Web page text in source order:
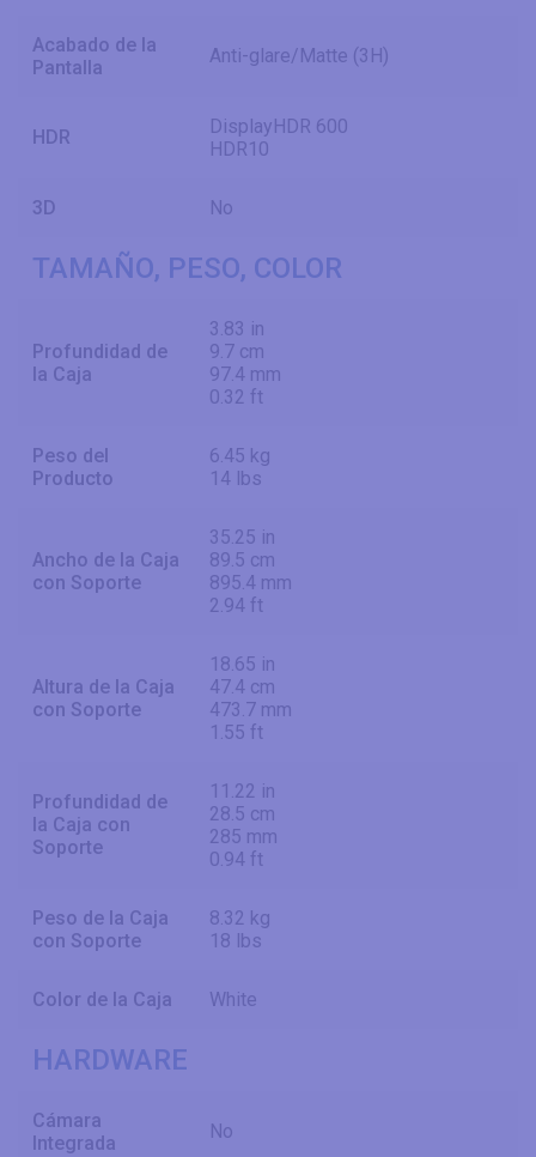
Acabado de la
Pantalla
Anti-glare/Matte (3H)
HDR
DisplayHDR 600
HDR10
3D No
TAMAÑO, PESO, COLOR
Profundidad de
la Caja
3.83 in
9.7 cm
97.4 mm
0.32 ft
Peso del
Producto
6.45 kg
14 lbs
Ancho de la Caja
con Soporte
35.25 in
89.5 cm
895.4 mm
2.94 ft
Altura de la Caja
con Soporte
18.65 in
47.4 cm
473.7 mm
1.55 ft
Profundidad de
la Caja con
Soporte
11.22 in
28.5 cm
285 mm
0.94 ft
Peso de la Caja
con Soporte
8.32 kg
18 lbs
Color de la Caja White
HARDWARE
Cámara
Integrada
No